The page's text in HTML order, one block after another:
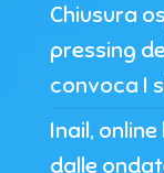
Chiusura
pressing
convoca I
Inail,
dalle